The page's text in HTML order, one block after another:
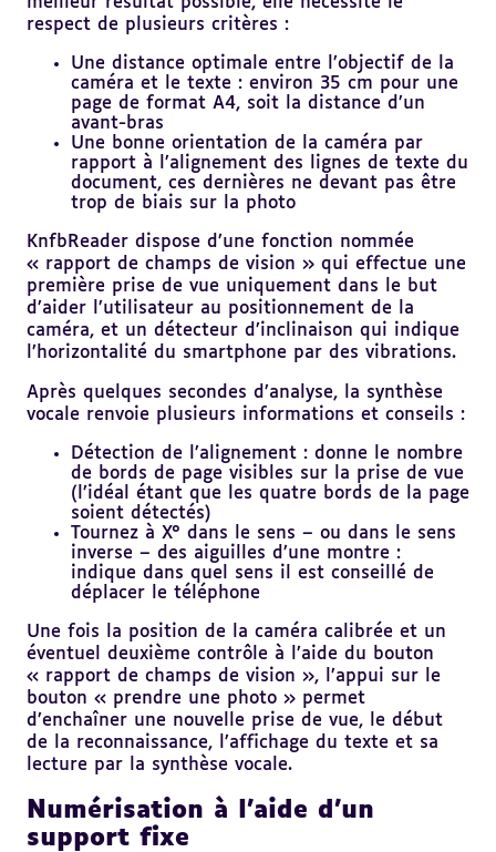
respect de plusieurs critères :
Une distance optimale entre l’objectif de la
caméra et le texte : environ 35 cm pour une
page de format A4, soit la distance d’un
avant-bras
Une bonne orientation de la caméra par
rapport à l’alignement des lignes de texte du
document, ces dernières ne devant pas être
trop de biais sur la photo
KnfbReader dispose d’une fonction nommée
« rapport de champs de vision » qui effectue une
première prise de vue uniquement dans le but
d’aider l’utilisateur au positionnement de la
caméra, et un détecteur d’inclinaison qui indique
l’horizontalité du smartphone par des vibrations.
Après quelques secondes d’analyse, la synthèse
vocale renvoie plusieurs informations et conseils :
Détection de l’alignement : donne le nombre
de bords de page visibles sur la prise de vue
(l’idéal étant que les quatre bords de la page
soient détectés)
Tournez à X° dans le sens – ou dans le sens
inverse – des aiguilles d’une montre :
indique dans quel sens il est conseillé de
déplacer le téléphone
Une fois la position de la caméra calibrée et un
éventuel deuxième contrôle à l’aide du bouton
« rapport de champs de vision », l’appui sur le
bouton « prendre une photo » permet
d’enchaîner une nouvelle prise de vue, le début
de la reconnaissance, l’affichage du texte et sa
lecture par la synthèse vocale.
Numérisation à l’aide d’un
support fixe